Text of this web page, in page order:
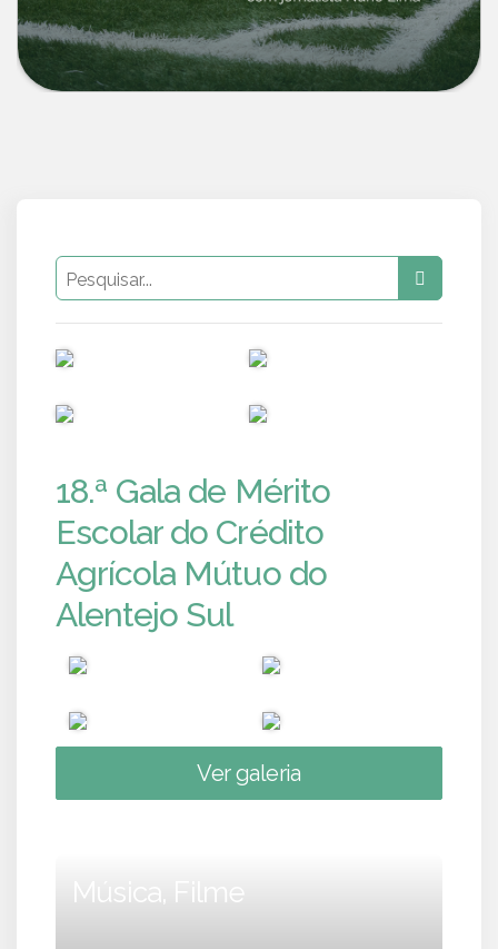
18.ª Gala de Mérito
Escolar do Crédito
Agrícola Mútuo do
Alentejo Sul
Ver galeria
Música, Filme